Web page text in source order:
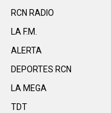
RCN RADIO
LA F.M.
ALERTA
DEPORTES RCN
LA MEGA
TDT